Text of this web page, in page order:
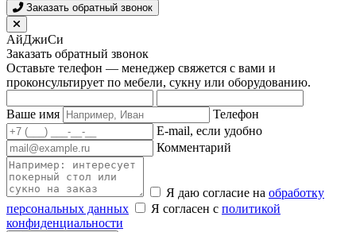
Заказать обратный звонок
АйДжиСи
Заказать обратный звонок
Оставьте телефон — менеджер свяжется с вами и
проконсультирует по мебели, сукну или оборудованию.
Ваше имя
Телефон
E-mail, если удобно
Комментарий
Я даю согласие на обработку
персональных данных
Я согласен с политикой
конфиденциальности